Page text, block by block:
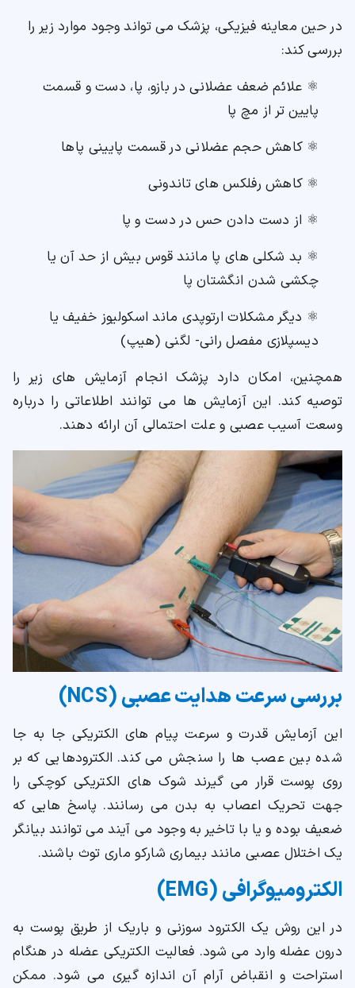
در حین معاینه فیزیکی، پزشک می تواند وجود موارد زیر را
بررسی کند:
⚛ علائم ضعف عضلانی در بازو، پا، دست و قسمت
پایین تر از مچ پا
⚛ کاهش حجم عضلانی در قسمت پایینی پاها
⚛ کاهش رفلکس های تاندونی
⚛ از دست دادن حس در دست و پا
⚛ بد شکلی های پا مانند قوس بیش از حد آن یا
چکشی شدن انگشتان پا
⚛ دیگر مشکلات ارتوپدی ماند اسکولیوز خفیف یا
دیسپلازی مفصل رانی- لگنی (هیپ)
همچنین، امکان دارد پزشک انجام آزمایش های زیر را
توصیه کند. این آزمایش ها می توانند اطلاعاتی را درباره
وسعت آسیب عصبی و علت احتمالی آن ارائه دهند.
بررسی سرعت هدایت عصبی (NCS)
این آزمایش قدرت و سرعت پیام های الکتریکی جا به جا
شده بین عصب ها را سنجش می کند. الکترودهایی که بر
روی پوست قرار می گیرند شوک های الکتریکی کوچکی را
جهت تحریک اعصاب به بدن می رسانند. پاسخ هایی که
ضعیف بوده و یا با تاخیر به وجود می آیند می توانند بیانگر
یک اختلال عصبی مانند بیماری شارکو ماری توث باشند.
الکترومیوگرافی (EMG)
در این روش یک الکترود سوزنی و باریک از طریق پوست به
درون عضله وارد می شود. فعالیت الکتریکی عضله در هنگام
استراحت و انقباض آرام آن اندازه گیری می شود. ممکن